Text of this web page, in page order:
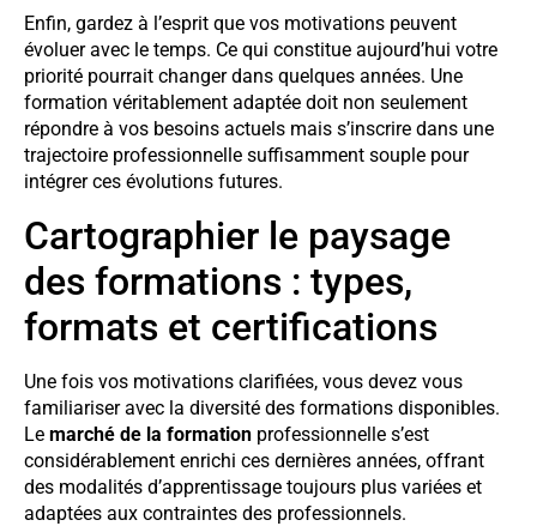
Enfin, gardez à l’esprit que vos motivations peuvent
évoluer avec le temps. Ce qui constitue aujourd’hui votre
priorité pourrait changer dans quelques années. Une
formation véritablement adaptée doit non seulement
répondre à vos besoins actuels mais s’inscrire dans une
trajectoire professionnelle suffisamment souple pour
intégrer ces évolutions futures.
Cartographier le paysage
des formations : types,
formats et certifications
Une fois vos motivations clarifiées, vous devez vous
familiariser avec la diversité des formations disponibles.
Le marché de la formation professionnelle s’est
considérablement enrichi ces dernières années, offrant
des modalités d’apprentissage toujours plus variées et
adaptées aux contraintes des professionnels.